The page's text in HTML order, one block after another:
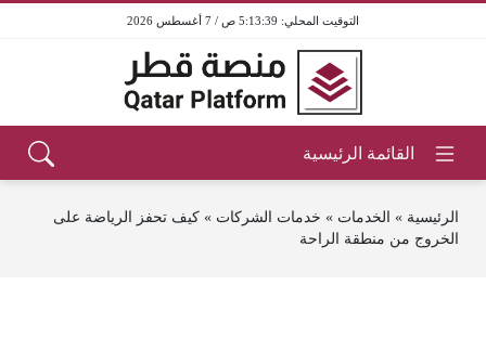
5:13:40 ص / 7 أغسطس 2026
الرئيسية » الخدمات » خدمات الشركات » كيف تحفز الرياضة على
الخروج من منطقة الراحة